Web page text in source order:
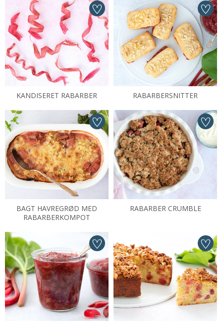
KANDISERET RABARBER RABARBERSNITTER
BAGT HAVREGRØD MED
RABARBERKOMPOT
RABARBER CRUMBLE